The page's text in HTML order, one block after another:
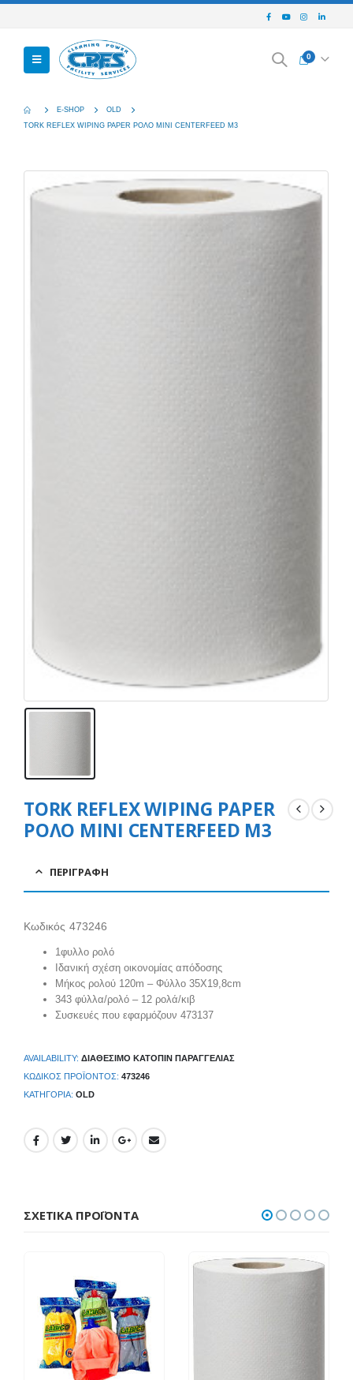
0
E-SHOP
OLD
TORK REFLEX WIPING PAPER ΡΟΛΟ MINI CENTERFEED M3
TORK REFLEX WIPING PAPER
ΡΟΛΟ MINI CENTERFEED M3
ΠΕΡΙΓΡΑΦΉ
Κωδικός 473246
1φυλλο ρολό
Ιδανική σχέση οικονομίας απόδοσης
Μήκος ρολού 120m – Φύλλο 35Χ19,8cm
343 φύλλα/ρολό – 12 ρολά/κιβ
Συσκευές που εφαρμόζουν 473137
AVAILABILITY: ΔΙΑΘΈΣΙΜΟ ΚΑΤΌΠΙΝ ΠΑΡΑΓΓΕΛΊΑΣ
ΚΩΔΙΚΌΣ ΠΡΟΪΌΝΤΟΣ: 473246
ΚΑΤΗΓΟΡΊΑ: OLD
ΣΧΕΤΙΚΆ ΠΡΟΪΌΝΤΑ